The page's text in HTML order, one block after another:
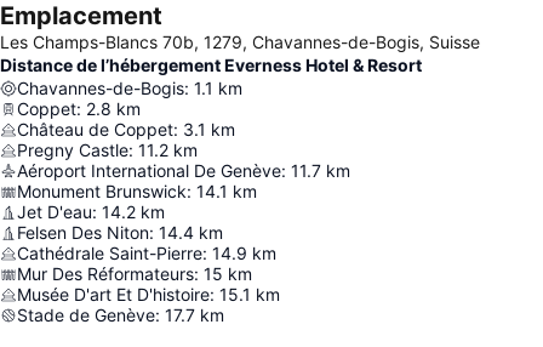
Emplacement
Les Champs-Blancs 70b, 1279, Chavannes-de-Bogis, Suisse
Distance de l’hébergement Everness Hotel & Resort
Chavannes-de-Bogis: 1.1 km
Coppet: 2.8 km
Château de Coppet: 3.1 km
Pregny Castle: 11.2 km
Aéroport International De Genève: 11.7 km
Monument Brunswick: 14.1 km
Jet D'eau: 14.2 km
Felsen Des Niton: 14.4 km
Cathédrale Saint-Pierre: 14.9 km
Mur Des Réformateurs: 15 km
Musée D'art Et D'histoire: 15.1 km
Stade de Genève: 17.7 km